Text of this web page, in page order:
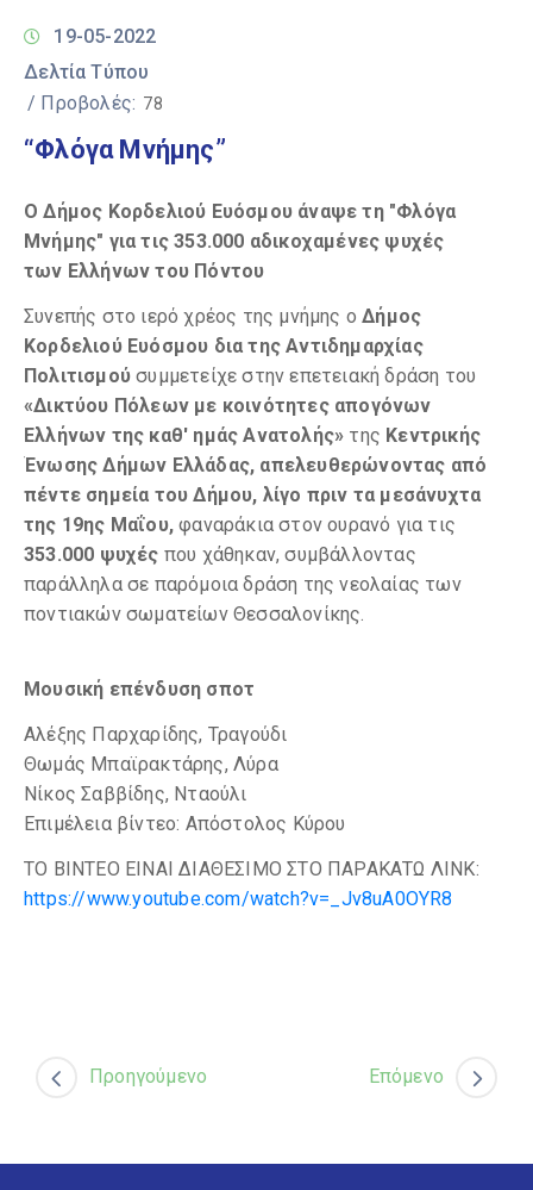
19-05-2022
Δελτία Τύπου
/ Προβολές: 78
“Φλόγα Μνήμης”
Ο Δήμος Κορδελιού Ευόσμου άναψε τη "Φλόγα
Μνήμης" για τις 353.000 αδικοχαμένες ψυχές
των Ελλήνων του Πόντου
Συνεπής στο ιερό χρέος της μνήμης οΔήμος
Κορδελιού Ευόσμου δια της Αντιδημαρχίας
Πολιτισμού συμμετείχε στην επετειακή δράση του
«Δικτύου Πόλεων με κοινότητες απογόνων
Ελλήνων της καθ' ημάς Ανατολής» της Κεντρικής
Ένωσης Δήμων Ελλάδας, απελευθερώνοντας από
πέντε σημεία του Δήμου, λίγο πριν τα μεσάνυχτα
της 19ης Μαΐου,φαναράκια στον ουρανό για τις
353.000 ψυχές που χάθηκαν, συμβάλλοντας
παράλληλα σε παρόμοια δράση της νεολαίας των
ποντιακών σωματείων Θεσσαλονίκης.
Μουσική επένδυση σποτ
Αλέξης Παρχαρίδης, Τραγούδι
Θωμάς Μπαϊρακτάρης, Λύρα
Νίκος Σαββίδης, Νταούλι
Επιμέλεια βίντεο: Απόστολος Κύρου
ΤΟ ΒΙΝΤΕΟ ΕΙΝΑΙ ΔΙΑΘΕΣΙΜΟ ΣΤΟ ΠΑΡΑΚΑΤΩ ΛΙΝΚ:
https://www.youtube.com/watch?v=_Jv8uA0OYR8
Προηγούμενο Επόμενο